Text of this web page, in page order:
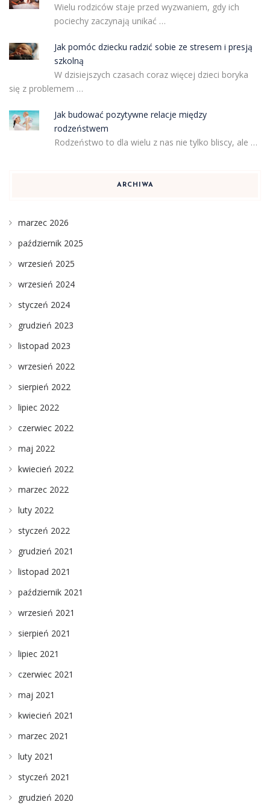
Wielu rodziców staje przed wyzwaniem, gdy ich
pociechy zaczynają unikać …
Jak pomóc dziecku radzić sobie ze stresem i presją
szkolną
W dzisiejszych czasach coraz więcej dzieci boryka
się z problemem …
Jak budować pozytywne relacje między
rodzeństwem
Rodzeństwo to dla wielu z nas nie tylko bliscy, ale …
ARCHIWA
marzec 2026
październik 2025
wrzesień 2025
wrzesień 2024
styczeń 2024
grudzień 2023
listopad 2023
wrzesień 2022
sierpień 2022
lipiec 2022
czerwiec 2022
maj 2022
kwiecień 2022
marzec 2022
luty 2022
styczeń 2022
grudzień 2021
listopad 2021
październik 2021
wrzesień 2021
sierpień 2021
lipiec 2021
czerwiec 2021
maj 2021
kwiecień 2021
marzec 2021
luty 2021
styczeń 2021
grudzień 2020